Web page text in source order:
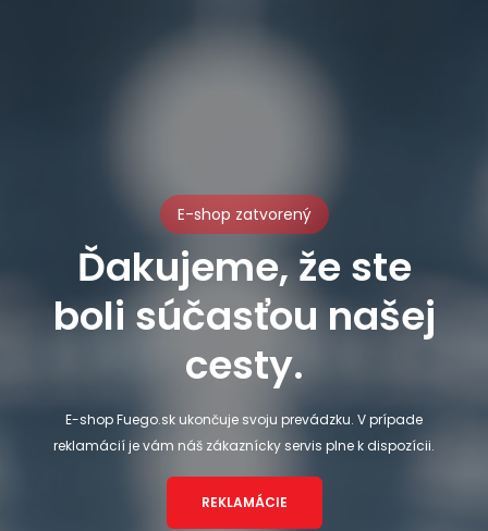
E-shop zatvorený
Ďakujeme, že ste
boli súčasťou našej
cesty.
E-shop Fuego.sk ukončuje svoju prevádzku. V prípade
reklamácií je vám náš zákaznícky servis plne k dispozícii.
REKLAMÁCIE